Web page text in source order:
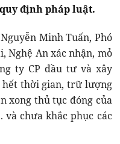
định pháp luật.
Minh Tuấn, Phó
Nghệ An xác nhận, mỏ
ty CP đầu tư và xây
hết thời gian, trữ lượng
xong thủ tục đóng của
chưa khắc phục các